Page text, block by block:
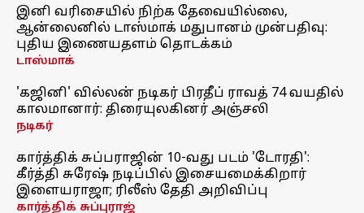
இனி வரிசையில் நிற்க தேவையில்லை,
ஆன்லைனில் டாஸ்மாக் மதுபானம் முன்பதிவு:
புதிய இணையதளம் தொடக்கம்
டாஸ்மாக்
'கஜினி' வில்லன் நடிகர் பிரதீப் ராவத் 74 வயதில்
காலமானார்: திரையுலகினர் அஞ்சலி
நடிகர்
கார்த்திக் சுப்பராஜின் 10-வது படம் 'டோரதி':
கீர்த்தி சுரேஷ் நடிப்பில் இசையமைக்கிறார்
இளையராஜா; ரிலீஸ் தேதி அறிவிப்பு
கார்த்திக் சுப்புராஜ்